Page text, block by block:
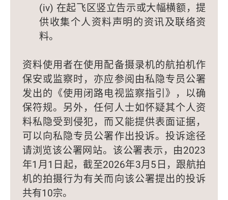
(iv) 在起飞区竖立告示或大幅横额，提
供收集个人资料声明的资讯及联络资
料。
资料使用者在使用配备摄录机的航拍机作
保安或监察时，亦应参阅由私隐专员公署
发出的《使用闭路电视监察指引》，以确
保符规。另外，任何人士如怀疑其个人资
料私隐受到侵犯，而又能提供表面证据，
可以向私隐专员公署作出投诉。投诉途径
请浏览该公署网站。该公署表示，由2023
年1月1日起，截至2026年3月5日，跟航拍
机的拍摄行为有关而向该公署提出的投诉
共有10宗。